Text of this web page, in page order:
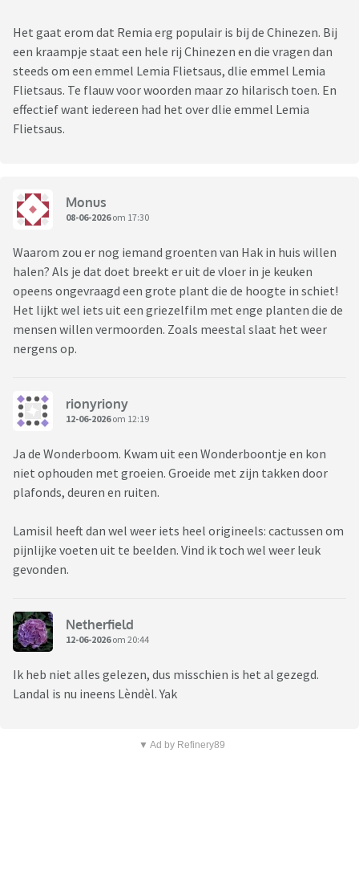
Het gaat erom dat Remia erg populair is bij de Chinezen. Bij
een kraampje staat een hele rij Chinezen en die vragen dan
steeds om een emmel Lemia Flietsaus, dlie emmel Lemia
Flietsaus. Te flauw voor woorden maar zo hilarisch toen. En
effectief want iedereen had het over dlie emmel Lemia
Flietsaus.
Monus
08-06-2026om 17:30
Waarom zou er nog iemand groenten van Hak in huis willen
halen? Als je dat doet breekt er uit de vloer in je keuken
opeens ongevraagd een grote plant die de hoogte in schiet!
Het lijkt wel iets uit een griezelfilm met enge planten die de
mensen willen vermoorden. Zoals meestal slaat het weer
nergens op.
rionyriony
12-06-2026om 12:19
Ja de Wonderboom. Kwam uit een Wonderboontje en kon
niet ophouden met groeien. Groeide met zijn takken door
plafonds, deuren en ruiten.
Lamisil heeft dan wel weer iets heel origineels: cactussen om
pijnlijke voeten uit te beelden. Vind ik toch wel weer leuk
gevonden.
Netherfield
12-06-2026om 20:44
Ik heb niet alles gelezen, dus misschien is het al gezegd.
Landal is nu ineens Lèndèl. Yak
▼ Ad by Refinery89